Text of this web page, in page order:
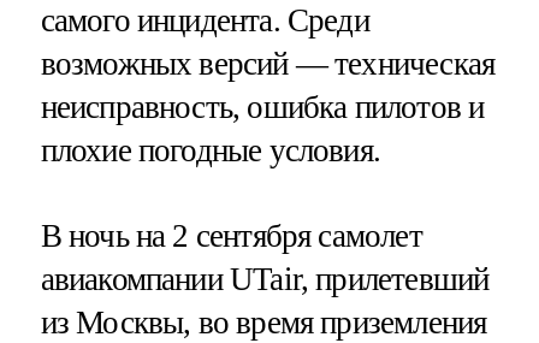
самого инцидента. Среди
возможных версий — техническая
неисправность, ошибка пилотов и
плохие погодные условия.
В ночь на 2 сентября самолет
авиакомпании UTair, прилетевший
из Москвы, во время приземления